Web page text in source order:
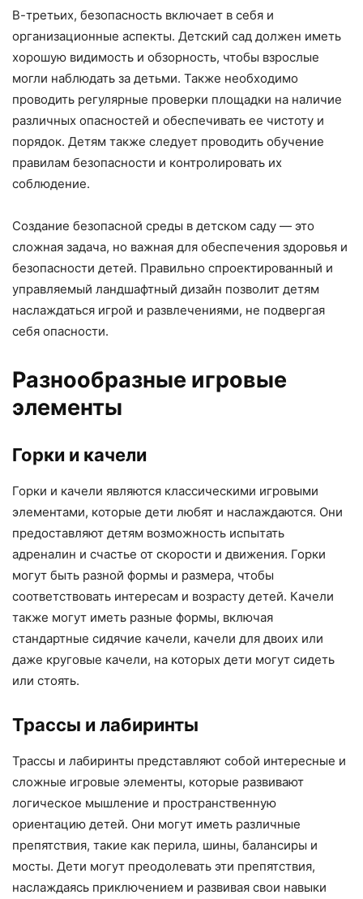
В-третьих, безопасность включает в себя и
организационные аспекты. Детский сад должен иметь
хорошую видимость и обзорность, чтобы взрослые
могли наблюдать за детьми. Также необходимо
проводить регулярные проверки площадки на наличие
различных опасностей и обеспечивать ее чистоту и
порядок. Детям также следует проводить обучение
правилам безопасности и контролировать их
соблюдение.
Создание безопасной среды в детском саду — это
сложная задача, но важная для обеспечения здоровья и
безопасности детей. Правильно спроектированный и
управляемый ландшафтный дизайн позволит детям
наслаждаться игрой и развлечениями, не подвергая
себя опасности.
Разнообразные игровые
элементы
Горки и качели
Горки и качели являются классическими игровыми
элементами, которые дети любят и наслаждаются. Они
предоставляют детям возможность испытать
адреналин и счастье от скорости и движения. Горки
могут быть разной формы и размера, чтобы
соответствовать интересам и возрасту детей. Качели
также могут иметь разные формы, включая
стандартные сидячие качели, качели для двоих или
даже круговые качели, на которых дети могут сидеть
или стоять.
Трассы и лабиринты
Трассы и лабиринты представляют собой интересные и
сложные игровые элементы, которые развивают
логическое мышление и пространственную
ориентацию детей. Они могут иметь различные
препятствия, такие как перила, шины, балансиры и
мосты. Дети могут преодолевать эти препятствия,
наслаждаясь приключением и развивая свои навыки